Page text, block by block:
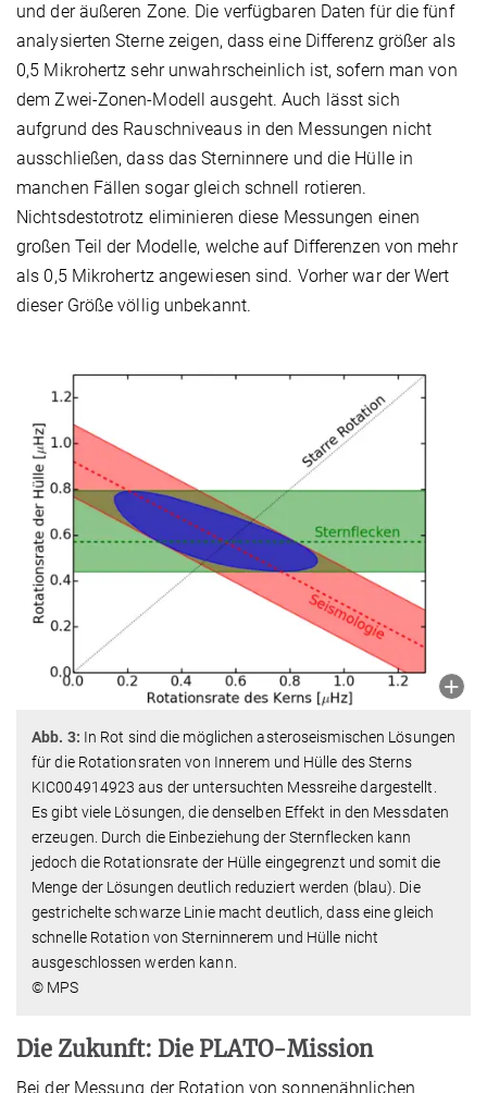
und der äußeren Zone. Die verfügbaren Daten für die fünf
analysierten Sterne zeigen, dass eine Differenz größer als
0,5 Mikrohertz sehr unwahrscheinlich ist, sofern man von
dem Zwei-Zonen-Modell ausgeht. Auch lässt sich
aufgrund des Rauschniveaus in den Messungen nicht
ausschließen, dass das Sterninnere und die Hülle in
manchen Fällen sogar gleich schnell rotieren.
Nichtsdestotrotz eliminieren diese Messungen einen
großen Teil der Modelle, welche auf Differenzen von mehr
als 0,5 Mikrohertz angewiesen sind. Vorher war der Wert
dieser Größe völlig unbekannt.
Abb. 3: In Rot sind die möglichen asteroseismischen Lösungen
für die Rotationsraten von Innerem und Hülle des Sterns
KIC004914923 aus der untersuchten Messreihe dargestellt.
Es gibt viele Lösungen, die denselben Effekt in den Messdaten
erzeugen. Durch die Einbeziehung der Sternflecken kann
jedoch die Rotationsrate der Hülle eingegrenzt und somit die
Menge der Lösungen deutlich reduziert werden (blau). Die
gestrichelte schwarze Linie macht deutlich, dass eine gleich
schnelle Rotation von Sterninnerem und Hülle nicht
ausgeschlossen werden kann.
© MPS
Die Zukunft: Die PLATO-Mission
Bei der Messung der Rotation von sonnenähnlichen